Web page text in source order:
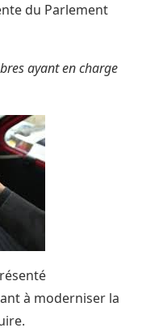
du Parlement
ayant en charge
à moderniser la